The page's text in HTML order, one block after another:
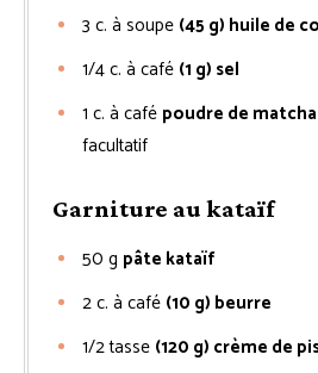
3 c. à soupe (45 g) huile de
1/4c. à café (1 g) sel
1 c. à café poudre de matcha
facultatif
Garniture au kataïf
50 g pâte kataïf
2c. à café (10 g) beurre
1/2tasse (120 g) crème de